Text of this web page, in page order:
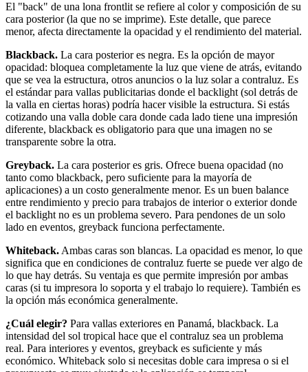
El "back" de una lona frontlit se refiere al color y composición de su
cara posterior (la que no se imprime). Este detalle, que parece
menor, afecta directamente la opacidad y el rendimiento del material.
Blackback. La cara posterior es negra. Es la opción de mayor
opacidad: bloquea completamente la luz que viene de atrás, evitando
que se vea la estructura, otros anuncios o la luz solar a contraluz. Es
el estándar para vallas publicitarias donde el backlight (sol detrás de
la valla en ciertas horas) podría hacer visible la estructura. Si estás
cotizando una valla doble cara donde cada lado tiene una impresión
diferente, blackback es obligatorio para que una imagen no se
transparente sobre la otra.
Greyback. La cara posterior es gris. Ofrece buena opacidad (no
tanto como blackback, pero suficiente para la mayoría de
aplicaciones) a un costo generalmente menor. Es un buen balance
entre rendimiento y precio para trabajos de interior o exterior donde
el backlight no es un problema severo. Para pendones de un solo
lado en eventos, greyback funciona perfectamente.
Whiteback. Ambas caras son blancas. La opacidad es menor, lo que
significa que en condiciones de contraluz fuerte se puede ver algo de
lo que hay detrás. Su ventaja es que permite impresión por ambas
caras (si tu impresora lo soporta y el trabajo lo requiere). También es
la opción más económica generalmente.
¿Cuál elegir? Para vallas exteriores en Panamá, blackback. La
intensidad del sol tropical hace que el contraluz sea un problema
real. Para interiores y eventos, greyback es suficiente y más
económico. Whiteback solo si necesitas doble cara impresa o si el